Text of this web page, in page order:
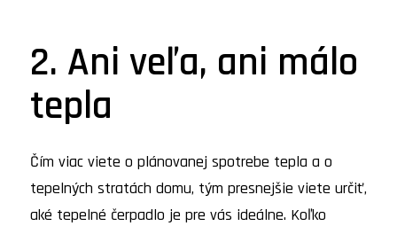
2. Ani veľa, ani málo
tepla
Čím viac viete o plánovanej spotrebe tepla a o
tepelných stratách domu, tým presnejšie viete určiť,
aké tepelné čerpadlo je pre vás ideálne. Koľko